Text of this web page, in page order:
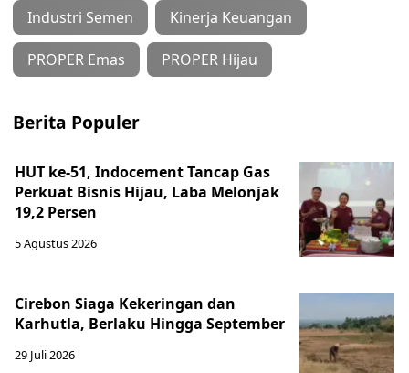
Industri Semen Kinerja Keuangan
PROPER Emas PROPER Hijau
Berita Populer
HUT ke-51, Indocement Tancap Gas
Perkuat Bisnis Hijau, Laba Melonjak
19,2 Persen
5 Agustus 2026
Cirebon Siaga Kekeringan dan
Karhutla, Berlaku Hingga September
29 Juli 2026